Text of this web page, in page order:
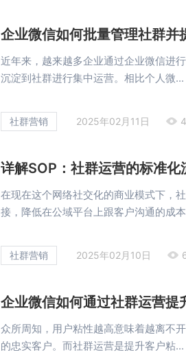
企业微信如何批量管理社群并
近年来，越来越多企业通过企业微信进
沉淀到社群进行集中运营。相比个人微...
社群营销 2025年02月11日
详解SOP：社群运营的标准化
在现在这个网络社交化的商业模式下，
接，降低在公域平台上跟客户沟通的成
社群营销 2025年02月10日
企业微信如何通过社群运营提
众所周知，用户粘性越高意味着越离不
的忠实客户。而社群运营是提升客户粘...